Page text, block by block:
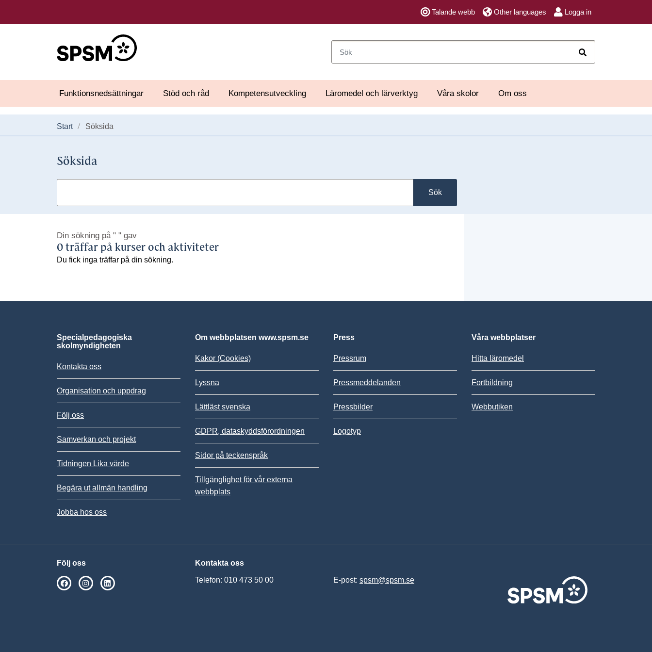
Talande webb Other languages Logga in
Funktionsnedsättningar Stöd och råd Kompetensutveckling Läromedel och lärverktyg Våra skolor Om oss
Start Söksida
Söksida
Sök
Din sökning på " " gav
0 träffar på kurser och aktiviteter
Du fick inga träffar på din sökning.
Specialpedagogiska
skolmyndigheten
Kontakta oss
Organisation och uppdrag
Följ oss
Samverkan och projekt
Tidningen Lika värde
Begära ut allmän handling
Jobba hos oss
Om webbplatsen www.spsm.se
Kakor (Cookies)
Lyssna
Lättläst svenska
GDPR, dataskyddsförordningen
Sidor på teckenspråk
Tillgänglighet för vår externa
webbplats
Press
Pressrum
Pressmeddelanden
Pressbilder
Logotyp
Våra webbplatser
Hitta läromedel
Fortbildning
Webbutiken
Följ oss
SPSM på Facebook
SPSM på Instagram
Kontakta oss
Telefon: 010 473 50 00 E-post: spsm@spsm.se